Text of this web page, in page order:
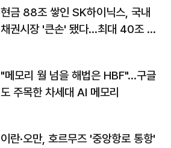
현금 88조 쌓인 SK하이닉스, 국내
채권시장 '큰손' 됐다…최대 40조 투
"메모리 월 넘을 해법은 HBF"…구글
도 주목한 차세대 AI 메모리
이란·오만, 호르무즈 '중앙항로 통항'